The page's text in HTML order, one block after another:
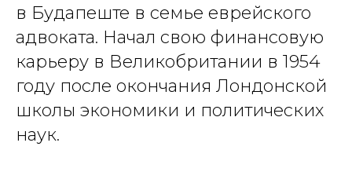
в Будапеште в семье еврейского
адвоката. Начал свою финансовую
карьеру в Великобритании в 1954
году после окончания Лондонской
школы экономики и политических
наук.